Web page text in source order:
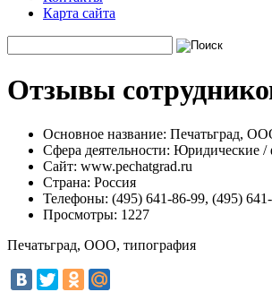
Карта сайта
Отзывы
Основное название: Печатьград,
Сфера деятельности: Юридические /
Сайт: www.pechatgrad.ru
Страна: Россия
Телефоны: (495) 641-86-99, (495)
Просмотры: 1227
Печатьград, ООО, типография